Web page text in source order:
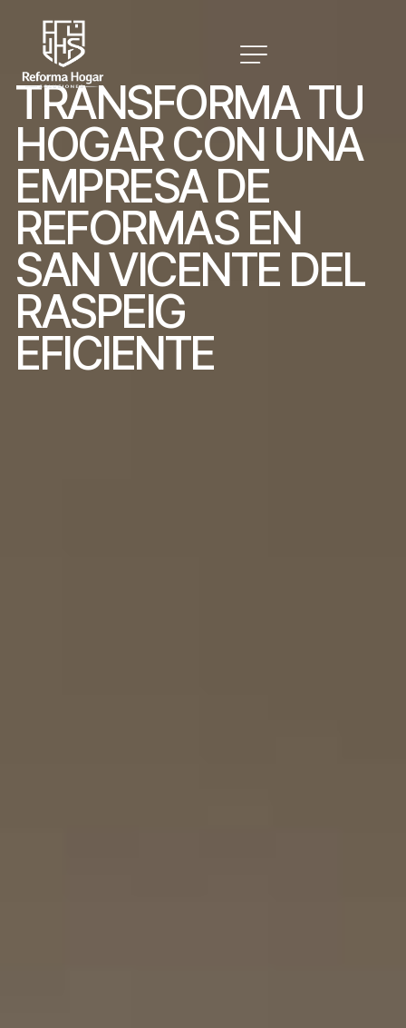
TRANSFORMATU
HOGARCON UNA
EMPRESA DE
REFORMAS EN
SANVICENTE DEL
RASPEIG
EFICIENTE